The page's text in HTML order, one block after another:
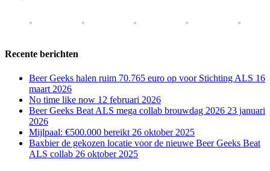
Recente berichten
Beer Geeks halen ruim 70.765 euro op voor Stichting ALS 16
maart 2026
No time like now 12 februari 2026
Beer Geeks Beat ALS mega collab brouwdag 2026 23 januari
2026
Mijlpaal: €500.000 bereikt 26 oktober 2025
Baxbier de gekozen locatie voor de nieuwe Beer Geeks Beat
ALS collab 26 oktober 2025